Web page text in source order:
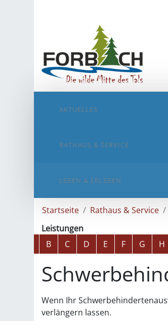
AKTUELLES
RATHAUS & SERVICE
LEBEN & ERLEBEN
Startseite Rathaus & Service
Leistungen
Alphabetisches Register
B C D E F G H
Wenn Ihr
verlängern lassen.